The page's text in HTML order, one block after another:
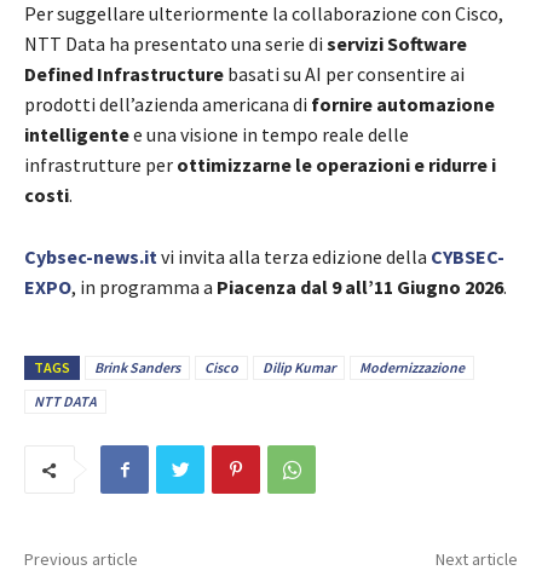
Per suggellare ulteriormente la collaborazione con Cisco,
NTT Data ha presentato una serie di servizi Software
Defined Infrastructure basati su AI per consentire ai
prodotti dell’azienda americana di fornire automazione
intelligentee una visione in tempo reale delle
infrastrutture per ottimizzarne le operazioni e ridurre i
costi.
Cybsec-news.itvi invita alla terza edizione della CYBSEC-
EXPO, in programma a Piacenza dal 9 all’11 Giugno 2026.
TAGS Brink Sanders Cisco Dilip Kumar
Modernizzazione
NTT DATA
Previous article Next article